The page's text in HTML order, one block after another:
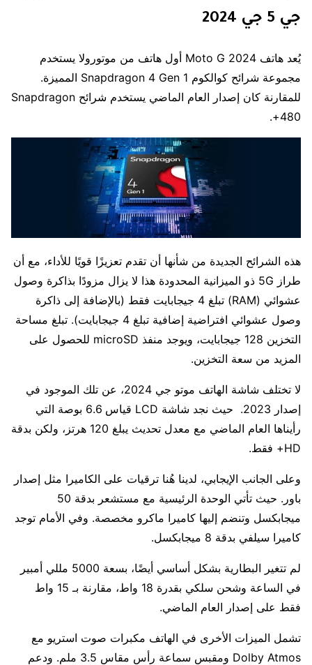
جي 5 جي 2024
يُعد هاتف Moto G 2024 أول هاتف من موتورولا يستخدم
مجموعة شرائح كوالكوم Snapdragon 4 Gen 1 المميزة.
للمقارنة كان إصدار العام الماضي يستخدم شرائح Snapdragon
480+.
هذه الشرائح الجديدة من شأنها أن تقدم تعزيزًا قويًا للأداء، مع أن
طراز 5G ذو الميزانية المحدودة هذا لا يزال مزودًا بذاكرة وصول
عشوائي (RAM) تبلغ 4 جيجابايت فقط (بالإضافة إلى ذاكرة
وصول عشوائي افتراضية إضافية تبلغ 4 جيجابايت). تبلغ مساحة
التخزين 128 جيجابايت، ويوجد منفذ microSD للحصول على
المزيد من سعة التخزين.
لا تختلف شاشة الهاتف موتو جي 2024، عن تلك الموجود في
إصدار 2023. حيث نجد شاشة LCD قياس 6.6 بوصة التي
رأيناها العام الماضي مع معدل تحديث يبلغ 120 هرتز، ولكن بدقة
HD+ فقط.
وعلى الجانب الإيجابي، لدينا هُنا ترقيات على الكاميرا مثل إصدار
باور. حيث تأتي الوحدة الرئيسية مع مستشعر بدقة 50
ميجابكسل وتنضم إليها كاميرا ماكرو مخصصة. وفي الأمام توجد
كاميرا سيلفي بدقة 8 ميجابكسل.
لم تتغير البطارية بشكل أساسي أيضًا، بسعة 5000 مللي أمبير
في الساعة وشحن سلكي بقدرة 18 واط، مقارنة بـ 15 واط
فقط على إصدار العام الماضي.
تشمل الميزات الأخرى في الهاتف مكبرات صوت استريو مع
Dolby Atmos ومقبس سماعة رأس مقاس 3.5 ملم. ودعم